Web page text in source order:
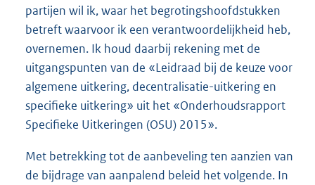
partijen wil ik, waar het begrotingshoofdstukken
betreft waarvoor ik een verantwoordelijkheid heb,
overnemen. Ik houd daarbij rekening met de
uitgangspunten van de «Leidraad bij de keuze voor
algemene uitkering, decentralisatie-uitkering en
specifieke uitkering» uit het «Onderhoudsrapport
Specifieke Uitkeringen (OSU) 2015».
Met betrekking tot de aanbeveling ten aanzien van
de bijdrage van aanpalend beleid het volgende. In